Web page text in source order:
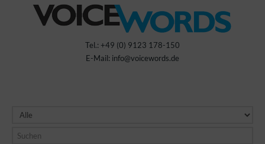
Tel.: +49 (0) 9123 178-150
E-Mail: info@voicewords.de